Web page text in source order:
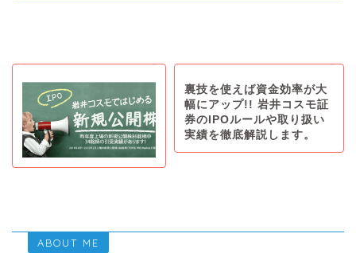
裏技を使えば資金効率が大
幅にアップ!! 岩井コスモ証
券のIPOルールや取り扱い
実績を徹底解説します。
ABOUT ME